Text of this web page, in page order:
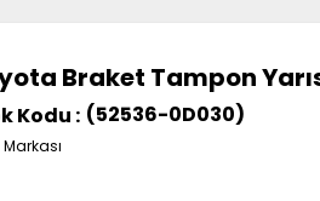
Braket Tampon
(52536-0D030)